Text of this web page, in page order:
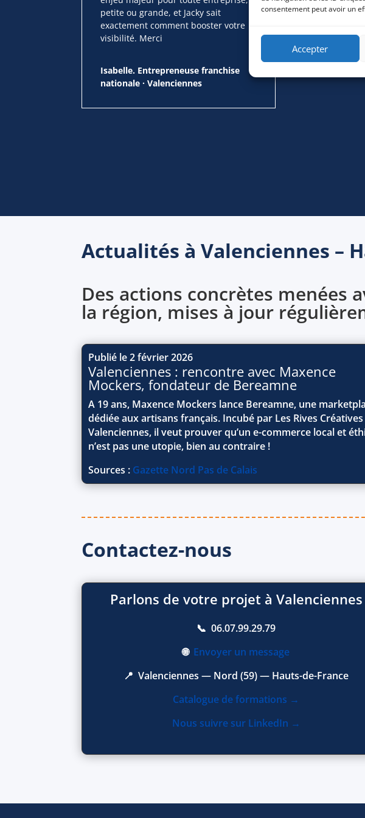
consentement peut avoir un
Accepter
petite ou grande, et Jacky sait
exactement comment booster votre
visibilité. Merci
Isabelle. Entrepreneuse franchise
nationale · Valenciennes
Actualités à Valenciennes –
Des actions concrètes menées
la région, mises à jour
Publié le 2 février 2026
Valenciennes : rencontre avec Maxence
Mockers, fondateur de Bereamne
A 19 ans, Maxence Mockers lance Bereamne, une
dédiée aux artisans français. Incubé par Les Rives Créatives
Valenciennes, il veut prouver qu’un e-commerce local et
n’est pas une utopie, bien au contraire !
Sources : Gazette Nord Pas de Calais
Contactez-nous
Parlons de votre projet à Valenciennes
📞 06.07.99.29.79
🌐 Envoyer un message
📍 Valenciennes — Nord (59) — Hauts-de-France
Catalogue de formations →
Nous suivre sur LinkedIn →